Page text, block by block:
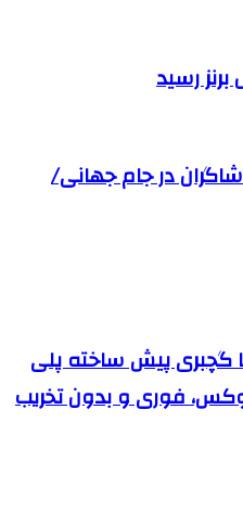
رسید
در جام جهانی/
گچبری پیش ساخته پلی
فوری و بدون تخریب